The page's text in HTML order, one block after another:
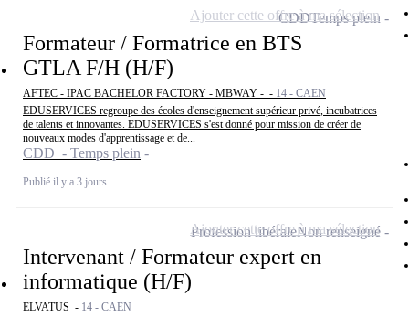
Formateur / Formatrice en BTS
GTLA F/H (H/F)
AFTEC - IPAC BACHELOR FACTORY - MBWAY - - 14 - CAEN
EDUSERVICES regroupe des écoles d'enseignement supérieur privé, incubatrices
de talents et innovantes. EDUSERVICES s'est donné pour mission de créer de
nouveaux modes d'apprentissage et de...
CDD - Temps plein
Publié il y a 3 jours
CDDTemps plein
Ajouter cette offre à ma sélection
Intervenant / Formateur expert en
informatique (H/F)
ELVATUS - 14 - CAEN
Profession libéraleNon renseigné
Ajouter cette offre à ma sélection